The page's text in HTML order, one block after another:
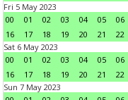
Fri 5 May 2023
00
01 02 03 04 05 06
16
17 18 19 20 21 22
Sat 6 May 2023
00
01 02 03 04 05 06
16
17 18 19 20 21 22
Sun 7 May 2023